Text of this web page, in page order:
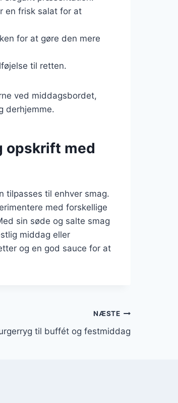
en frisk salat for at
for at gøre den mere
til retten.
ved middagsbordet,
derhjemme.
opskrift med
tilpasses til enhver smag.
med forskellige
sin søde og salte smag
middag eller
og en god sauce for at
NÆSTE
til buffét og festmiddag